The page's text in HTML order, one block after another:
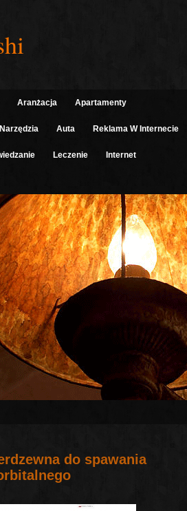
Aranżacja Apartamenty
Narzędzia Auta Reklama W Internecie
Leczenie Internet